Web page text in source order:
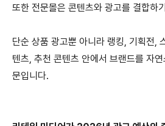
또한 전문몰은 콘텐츠와 광고를 결합하
단순 상품 광고뿐 아니라 랭킹 기획전
텐츠 추천 콘텐츠 안에서 브랜드를 자
문입니다.